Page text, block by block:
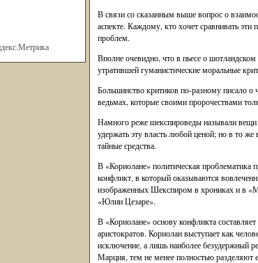
В связи со сказанным выше вопрос о
аспекте. Каждому, кто хочет сравнивать
проблем.
Вполне очевидно, что в пьесе о
утратившей гуманистические моральные
Большинство критиков по-разному писало о
ведьмах, которые своими пророчествами
Намного реже шекспироведы называли
удержать эту власть любой ценой; но в то
тайные средства.
В «Кориолане» политическая проблематика
конфликт, в который оказываются
изображенных Шекспиром в хрониках и в
«Юлии Цезаре».
В «Кориолане» основу конфликта
аристократов. Кориолан выступает как
исключение, а лишь наиболее безудержный
Марция, тем не менее полностью разделяют